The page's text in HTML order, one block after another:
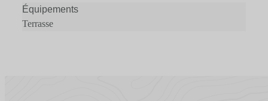
Équipements
Terrasse